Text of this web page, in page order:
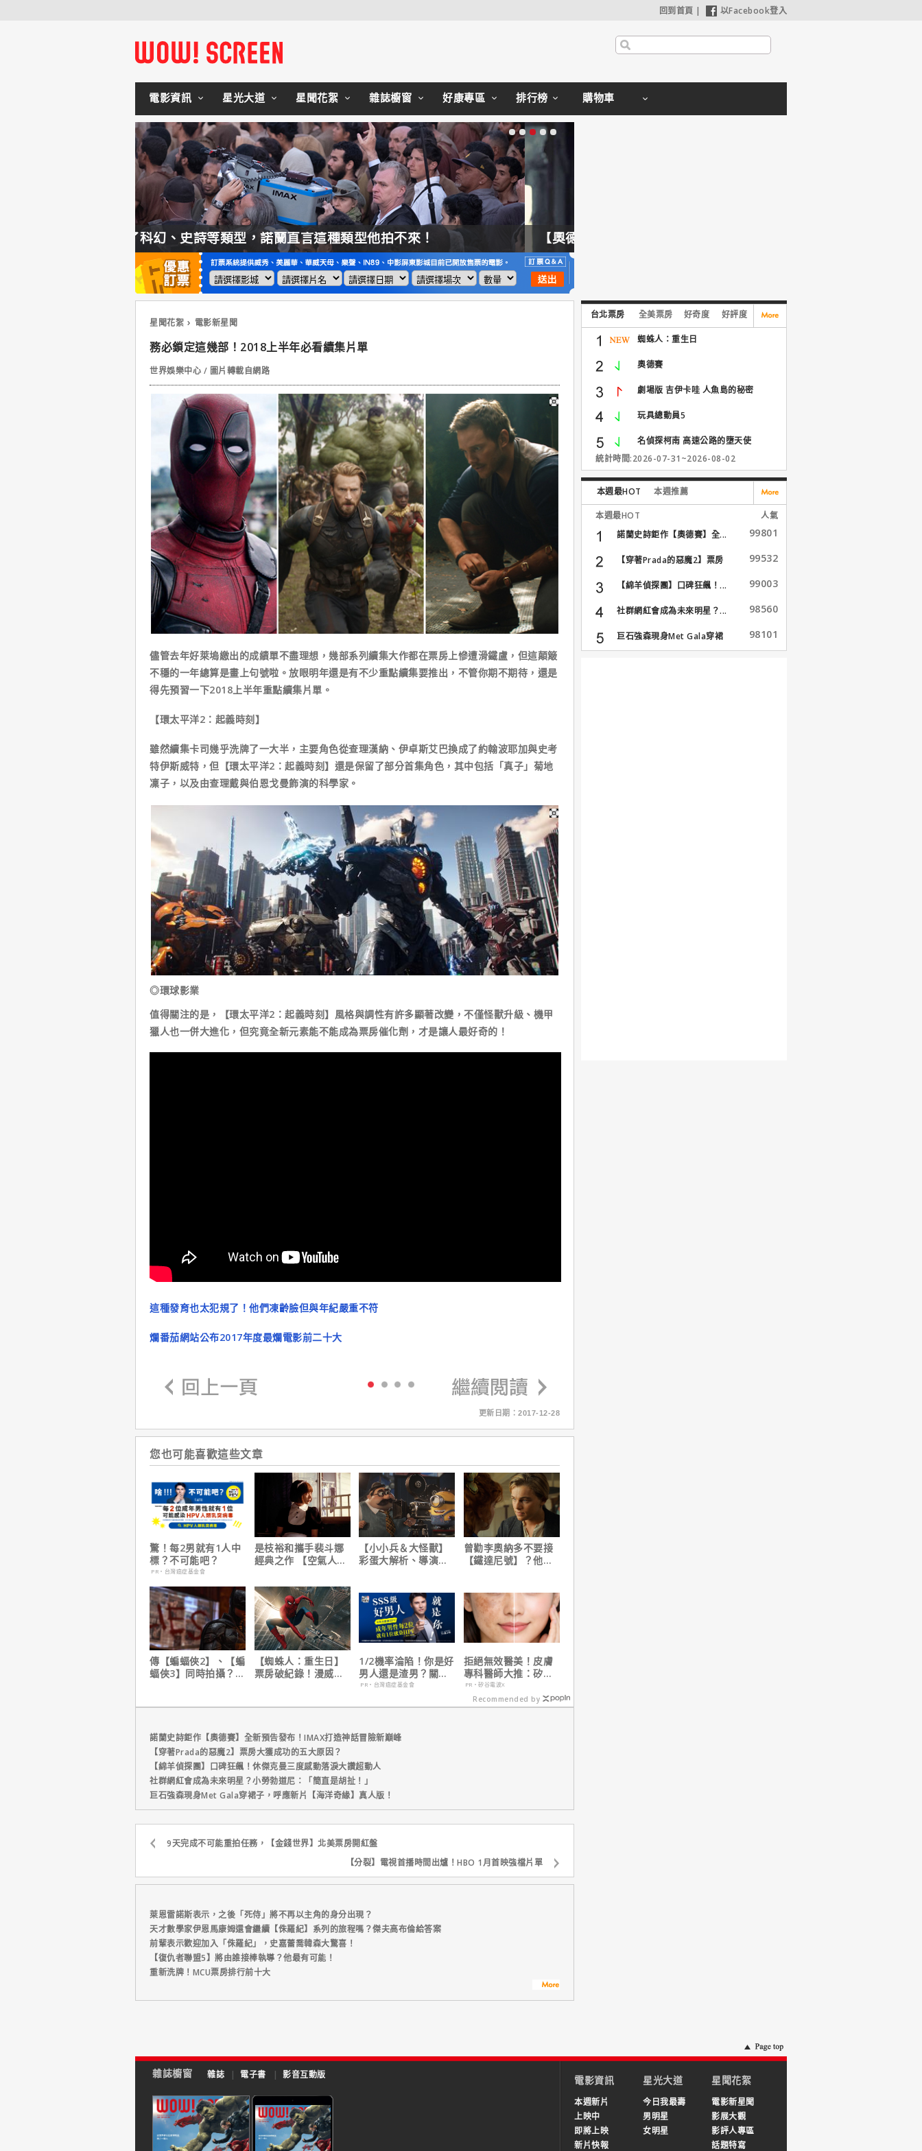
回到首頁 | 以Facebook登入
電影資訊 星光大道 星聞花絮 雜誌櫥窗 好康專區 排行榜 購物車
等類型，諾蘭直言這種類型他拍不來！
星聞花絮 電影新星聞
務必鎖定這幾部！2018上半年必看續集片單
世界娛樂中心 / 圖片轉載自網路
儘管去年好萊塢繳出的成績單不盡理想，幾部系列續集大作都在票房上慘遭滑鐵盧，但這顛簸
不穩的一年總算是畫上句號啦。放眼明年還是有不少重點續集要推出，不管你期不期待，還是
得先預習一下2018上半年重點續集片單。
【環太平洋2：起義時刻】
雖然續集卡司幾乎洗牌了一大半，主要角色從查理漢納、伊卓斯艾巴換成了約翰波耶加與史考
特伊斯威特，但【環太平洋2：起義時刻】還是保留了部分首集角色，其中包括「真子」菊地
凜子，以及由查理戴與伯恩戈曼飾演的科學家。
◎環球影業
值得關注的是，【環太平洋2：起義時刻】風格與調性有許多顯著改變，不僅怪獸升級、機甲
獵人也一併大進化，但究竟全新元素能不能成為票房催化劑，才是讓人最好奇的！
這種發育也太犯規了！他們凍齡臉但與年紀嚴重不符
爛番茄網站公布2017年度最爛電影前二十大
更新日期：2017-12-28
您也可能喜歡這些文章
驚！每2男就有1人中
標？不可能吧？
PR・台灣癌症基金會
是枝裕和攜手裴斗娜
經典之作 【空氣人
【小小兵＆大怪獸】
彩蛋大解析、導演皮
曾勸李奧納多不要接
【鐵達尼號】？他
傳【蝙蝠俠2】、【蝙
蝠俠3】同時拍攝？詹
【蜘蛛人：重生日】
票房破紀錄！漫威總
1/2機率淪陷！你是好
男人還是渣男？關鍵
在這
PR・台灣癌症基金會
拒絕無效醫美！皮膚
專科醫師大推：矽谷
電波 X 讓肌膚由內而
外更強韌
PR・矽谷電波X
Recommended by
諾蘭史詩鉅作【奧德賽】全新預告發布！IMAX打造神話冒險新巔峰
【穿著Prada的惡魔2】票房大獲成功的五大原因？
【綿羊偵探團】口碑狂飆！休傑克曼三度感動落淚大讚超動人
社群網紅會成為未來明星？小勞勃道尼：「簡直是胡扯！」
巨石強森現身Met Gala穿裙子，呼應新片【海洋奇緣】真人版！
9天完成不可能重拍任務，【金錢世界】北美票房開紅盤
【分裂】電視首播時間出爐！HBO 1月首映強檔片單
萊恩雷諾斯表示，之後「死侍」將不再以主角的身分出現？
天才數學家伊恩馬康姆還會繼續【侏羅紀】系列的旅程嗎？傑夫高布倫給答案
前輩表示歡迎加入「侏羅紀」，史嘉蕾喬韓森大驚喜！
【復仇者聯盟5】將由誰接棒執導？他最有可能！
重新洗牌！MCU票房排行前十大
台北票房 全美票房 好奇度 好評度
蜘蛛人：重生日
奧德賽
劇場版 吉伊卡哇 人魚島的秘密
玩具總動員5
名偵探柯南 高速公路的墮天使
統計時間:2026-07-31~2026-08-02
本週最HOT 本週推薦
本週最HOT
人氣
諾蘭史詩鉅作【奧德賽】全...
99801
【穿著Prada的惡魔2】票房
99532
【綿羊偵探團】口碑狂飆！... 99003
社群網紅會成為未來明星？... 98560
巨石強森現身Met Gala穿裙
子...
98101
雜誌櫥窗 雜誌 | 電子書 | 影音互動版 電影資訊
本週新片
上映中
即將上映
新片快報
星光大道
今日我最壽
男明星
女明星
星聞花絮
電影新星聞
影展大觀
影評人專區
話題特寫